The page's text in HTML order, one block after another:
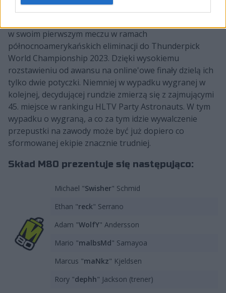
Co istotne, debiut M80 już dziś w nocy. Świeżo
w swoim pierwszym meczu w ramach
północnoamerykańskich eliminacji do Thunderpick
World Championship 2023. Dzięki wysokiemu
rozstawieniu od awansu na online'owe finały dzielą ich
tylko dwie potyczki. Niemniej w wypadku wygranej w
kolejnej, decydującej rundzie zmierzą się z zajmującymi
45. miejsce w rankingu HLTV Party Astronauts. W tym
wypadku o wygraną, a co za tym idzie wywalczenie
przepustki na zawody może być już dopiero co
sformowanej ekipie znacznie trudniej.
Skład M80 prezentuje się następująco:
Michael "Swisher" Schmid
Ethan "reck" Serrano
Adam "WolfY" Andersson
Mario "malbsMd" Samayoa
Marcus "maNkz" Kjeldsen
Rory "dephh" Jackson (trener)